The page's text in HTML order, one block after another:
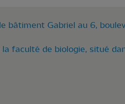
bâtiment Gabriel au 6,
faculté de biologie, situé